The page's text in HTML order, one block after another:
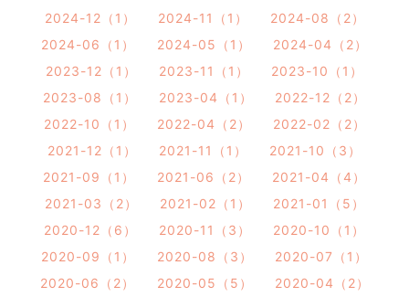
2024-12（1）
2024-11（1）
2024-08（2）
2024-06（1）
2024-05（1）
2024-04（2）
2023-12（1）
2023-11（1）
2023-10（1）
2023-08（1）
2023-04（1）
2022-12（2）
2022-10（1）
2022-04（2）
2022-02（2）
2021-12（1）
2021-11（1）
2021-10（3）
2021-09（1）
2021-06（2）
2021-04（4）
2021-03（2）
2021-02（1）
2021-01（5）
2020-12（6）
2020-11（3）
2020-10（1）
2020-09（1）
2020-08（3）
2020-07（1）
2020-06（2）
2020-05（5）
2020-04（2）